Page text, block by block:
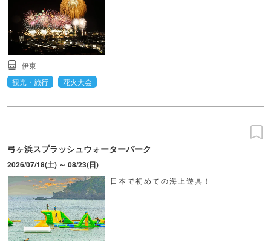
伊東
観光・旅行
花火大会
弓ヶ浜スプラッシュウォーターパーク
2026/07/18(土) ～ 08/23(日)
日本で初めての海上遊具！